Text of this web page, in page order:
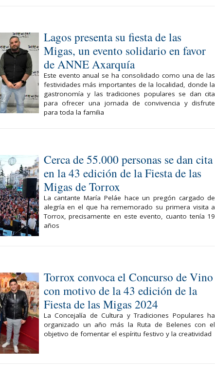
Lagos presenta su fiesta de las
Migas, un evento solidario en favor
de ANNE Axarquía
Este evento anual se ha consolidado como una de las
festividades más importantes de la localidad, donde la
gastronomía y las tradiciones populares se dan cita
para ofrecer una jornada de convivencia y disfrute
para toda la familia
Cerca de 55.000 personas se dan cita
en la 43 edición de la Fiesta de las
Migas de Torrox
La cantante María Peláe hace un pregón cargado de
alegría en el que ha rememorado su primera visita a
Torrox, precisamente en este evento, cuanto tenía 19
años
Torrox convoca el Concurso de Vino
con motivo de la 43 edición de la
Fiesta de las Migas 2024
La Concejalía de Cultura y Tradiciones Populares ha
organizado un año más la Ruta de Belenes con el
objetivo de fomentar el espíritu festivo y la creatividad